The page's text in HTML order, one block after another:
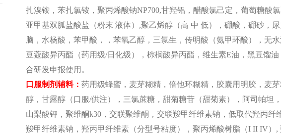
扎溴铵，苯扎氯铵，聚丙烯酸钠NP700,甘羟铝，醋酸氯己定，葡萄糖酸
亚甲基双胍盐酸盐（粉末 液体）,聚乙烯醇（高 中 低），硼酸，硼砂，
脑，水杨酸，苯甲酸，，苯氧乙醇，三氯生，传明酸（氨甲环酸），无
豆蔻酸异丙酯（药用级/日化级），棕榈酸异丙酯，维生素E油，黑豆馏
合研发申报使用。
口服制剂辅料：药用级蜂蜜，麦芽糊精，倍他环糊精，胶囊用明胶，麦
醇，甘露醇（口服/供注），三氯蔗糖，甜菊糖苷（甜菊素），阿司帕坦
山梨酸钾，聚维酮k30，交联聚维酮，交联羧甲纤维素钠，低取代羟丙
羧甲纤维素钠，羟丙甲纤维素（分型号粘度），聚丙烯酸树脂（I II IV）,